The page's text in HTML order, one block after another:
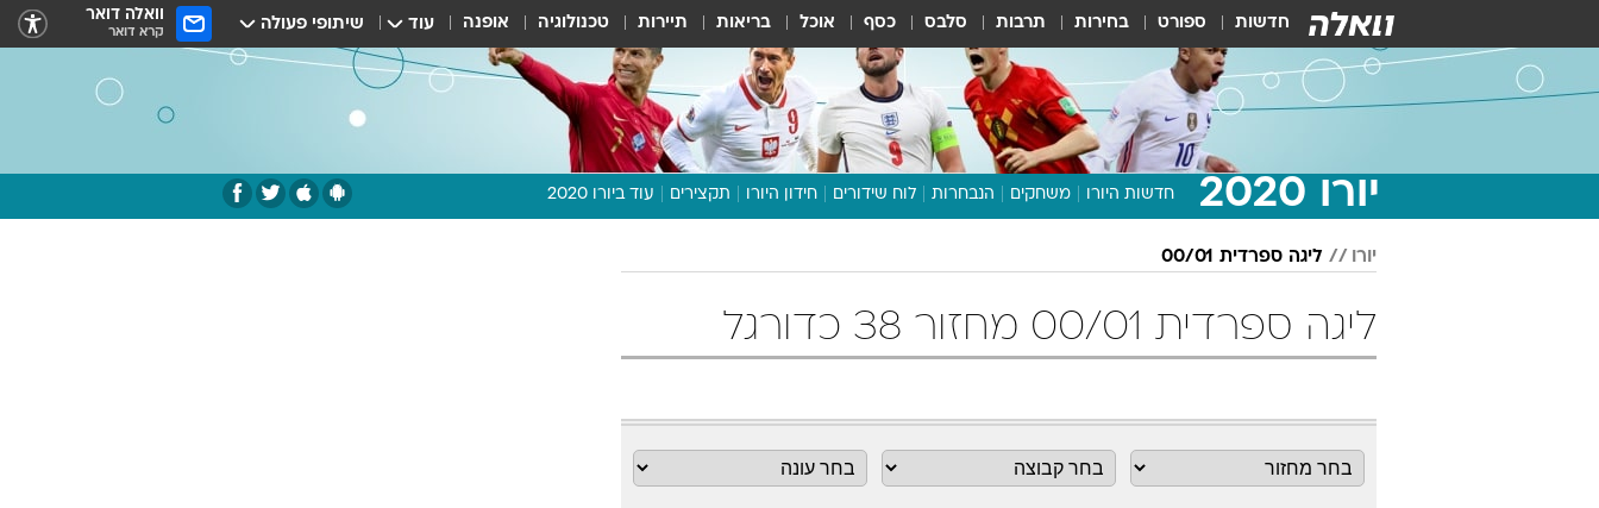
חדשות ספורט בחירות תרבות סלבס כסף אוכל בריאות תיירות טכנולוגיה אופנה עוד שיתופי פעולה וואלה דואר
קרא דואר
יורו 2020 חדשות היורו משחקים הנבחרות לוח שידורים חידון היורו תקצירים עוד ביורו 2020
תכנית היורו
יורו ליגה ספרדית 00/01
ליגה ספרדית 00/01 מחזור 38 כדורגל